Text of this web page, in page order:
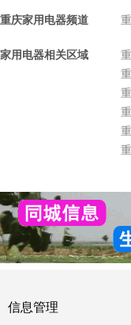
重庆家用电器频道
家用电器相关区域
信息管理